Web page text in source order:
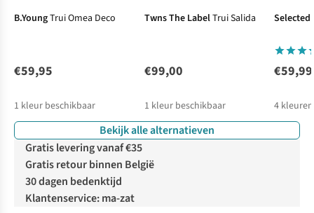
B.YoungTrui Omea Deco
€59,95
1 kleur beschikbaar
Twns The LabelTrui Salida
€99,00
1 kleur beschikbaar
Selected
€59,99
4
Bekijk alle alternatieven
Gratis levering vanaf €35
Gratis retour binnen België
30 dagen bedenktijd
Klantenservice: ma-zat